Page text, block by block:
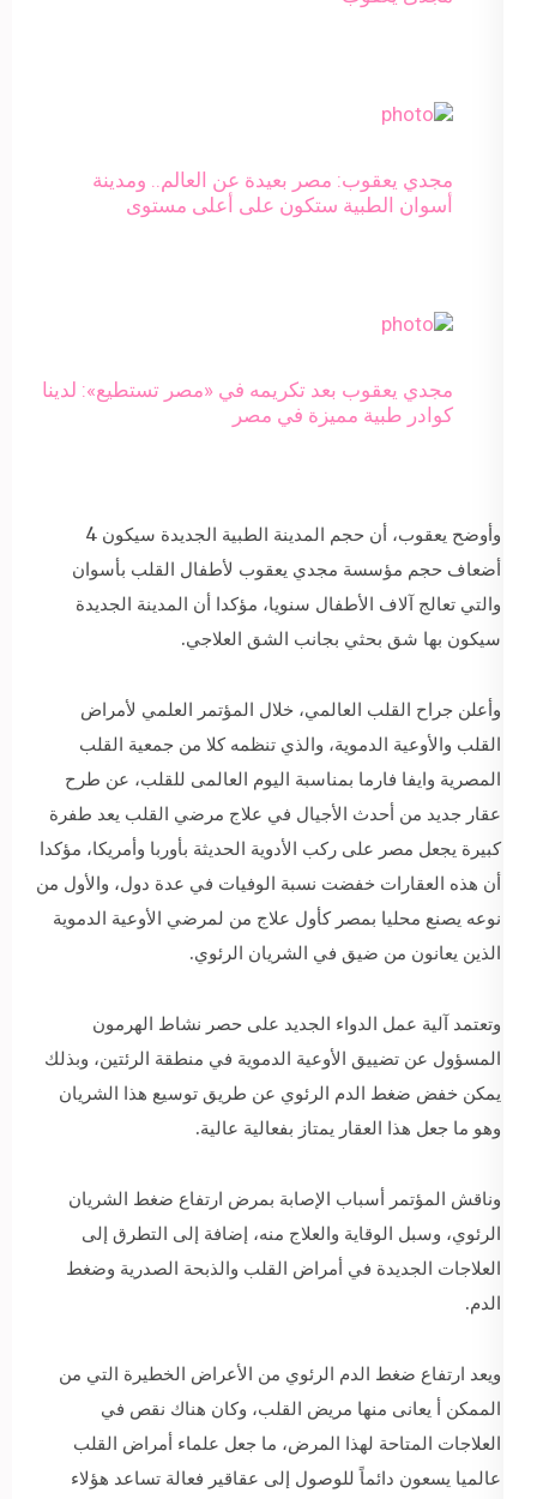
مجدي يعقوب: مصر بعيدة عن العالم.. ومدينة
أسوان الطبية ستكون على أعلى مستوى
مجدي يعقوب بعد تكريمه في «مصر تستطيع»: لدينا
كوادر طبية مميزة في مصر
وأوضح يعقوب، أن حجم المدينة الطبية الجديدة سيكون 4
أضعاف حجم مؤسسة مجدي يعقوب لأطفال القلب بأسوان
والتي تعالج آلاف الأطفال سنويا، مؤكدا أن المدينة الجديدة
سيكون بها شق بحثي بجانب الشق العلاجي.
وأعلن جراح القلب العالمي، خلال المؤتمر العلمي لأمراض
القلب والأوعية الدموية، والذي تنظمه كلا من جمعية القلب
المصرية وايفا فارما بمناسبة اليوم العالمى للقلب، عن طرح
عقار جديد من أحدث الأجيال في علاج مرضي القلب يعد طفرة
كبيرة يجعل مصر على ركب الأدوية الحديثة بأوربا وأمريكا، مؤكدا
أن هذه العقارات خفضت نسبة الوفيات في عدة دول، والأول من
نوعه يصنع محليا بمصر كأول علاج من لمرضي الأوعية الدموية
الذين يعانون من ضيق في الشريان الرئوي.
وتعتمد آلية عمل الدواء الجديد على حصر نشاط الهرمون
المسؤول عن تضييق الأوعية الدموية في منطقة الرئتين، وبذلك
يمكن خفض ضغط الدم الرئوي عن طريق توسيع هذا الشريان
وهو ما جعل هذا العقار يمتاز بفعالية عالية.
وناقش المؤتمر أسباب الإصابة بمرض ارتفاع ضغط الشريان
الرئوي، وسبل الوقاية والعلاج منه، إضافة إلى التطرق إلى
العلاجات الجديدة في أمراض القلب والذبحة الصدرية وضغط
الدم.
ويعد ارتفاع ضغط الدم الرئوي من الأعراض الخطيرة التي من
الممكن أ يعانى منها مريض القلب، وكان هناك نقص في
العلاجات المتاحة لهذا المرض، ما جعل علماء أمراض القلب
عالميا يسعون دائماً للوصول إلى عقاقير فعالة تساعد هؤلاء